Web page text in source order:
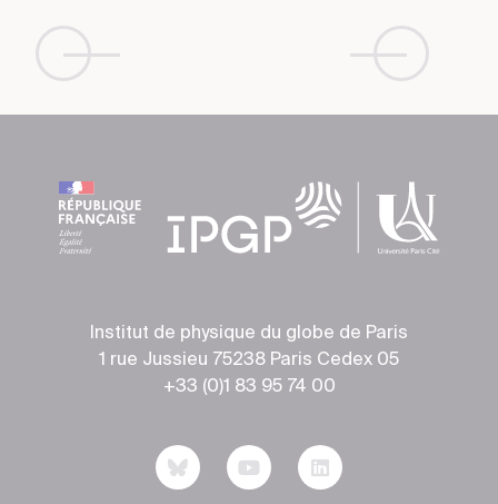
Institut de physique du globe de Paris
1 rue Jussieu 75238 Paris Cedex 05
+33 (0)1 83 95 74 00